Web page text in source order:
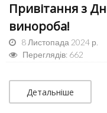
Привітання з
винороба!
8 Листопада 2024 р.
Переглядів: 662
Детальніше